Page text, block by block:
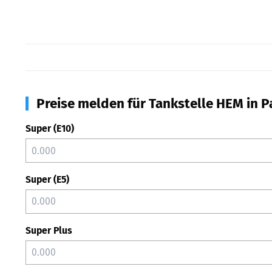
Preise melden für Tankstelle HEM in
Super (E10)
Super (E5)
Super Plus